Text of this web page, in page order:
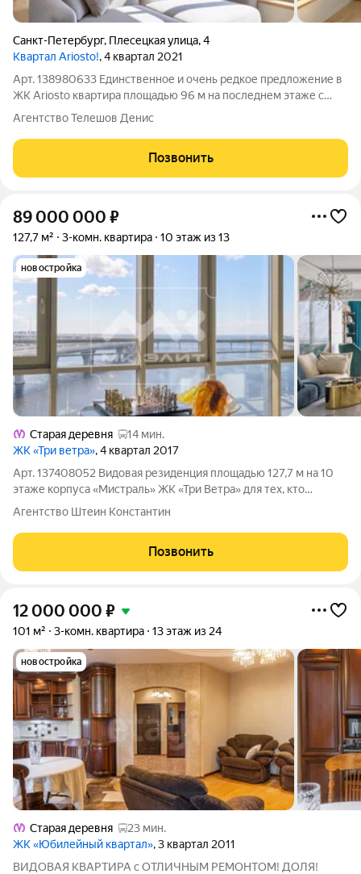
Санкт-Петербург, Плесецкая улица,4
Квартал Ariosto!, 4 квартал 2021
Арт. 138980633 Единственное и очень редкое предложение в
ЖК Ariosto квартира площадью 96 м на последнем этаже с
потолками 3,6 метра, собственной террасой и панорамными
видами на Лахта Центр и Юнтоловский заказник. На этаже
всего 2 квартиры. Квартира
Агентство Телешов Денис
Позвонить
89 000 000 ₽
127,7 м² 3-комн. квартира 10 этаж из 13
новостройка
Старая деревня
14 мин.
ЖК «Три ветра», 4 квартал 2017
Арт. 137408052 Видовая резиденция площадью 127,7 м на 10
этаже корпуса «Мистраль» ЖК «Три Ветра» для тех, кто
выбирает пространство как продолжение собственного
Финский залив, «Лахта Центр» и
Агентство Штеин Константин
Позвонить
12 000 000 ₽
101 м² 3-комн. квартира 13 этаж из 24
новостройка
Старая деревня
23 мин.
ЖК «Юбилейный квартал», 3 квартал 2011
ВИДОВАЯ КВАРТИРА с ОТЛИЧНЫМ РЕМОНТОМ! ДОЛЯ!